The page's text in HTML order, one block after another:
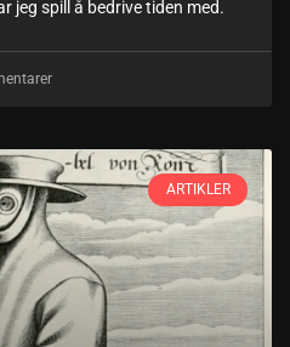
jeg spill å bedrive tiden med.
ARTIKLER